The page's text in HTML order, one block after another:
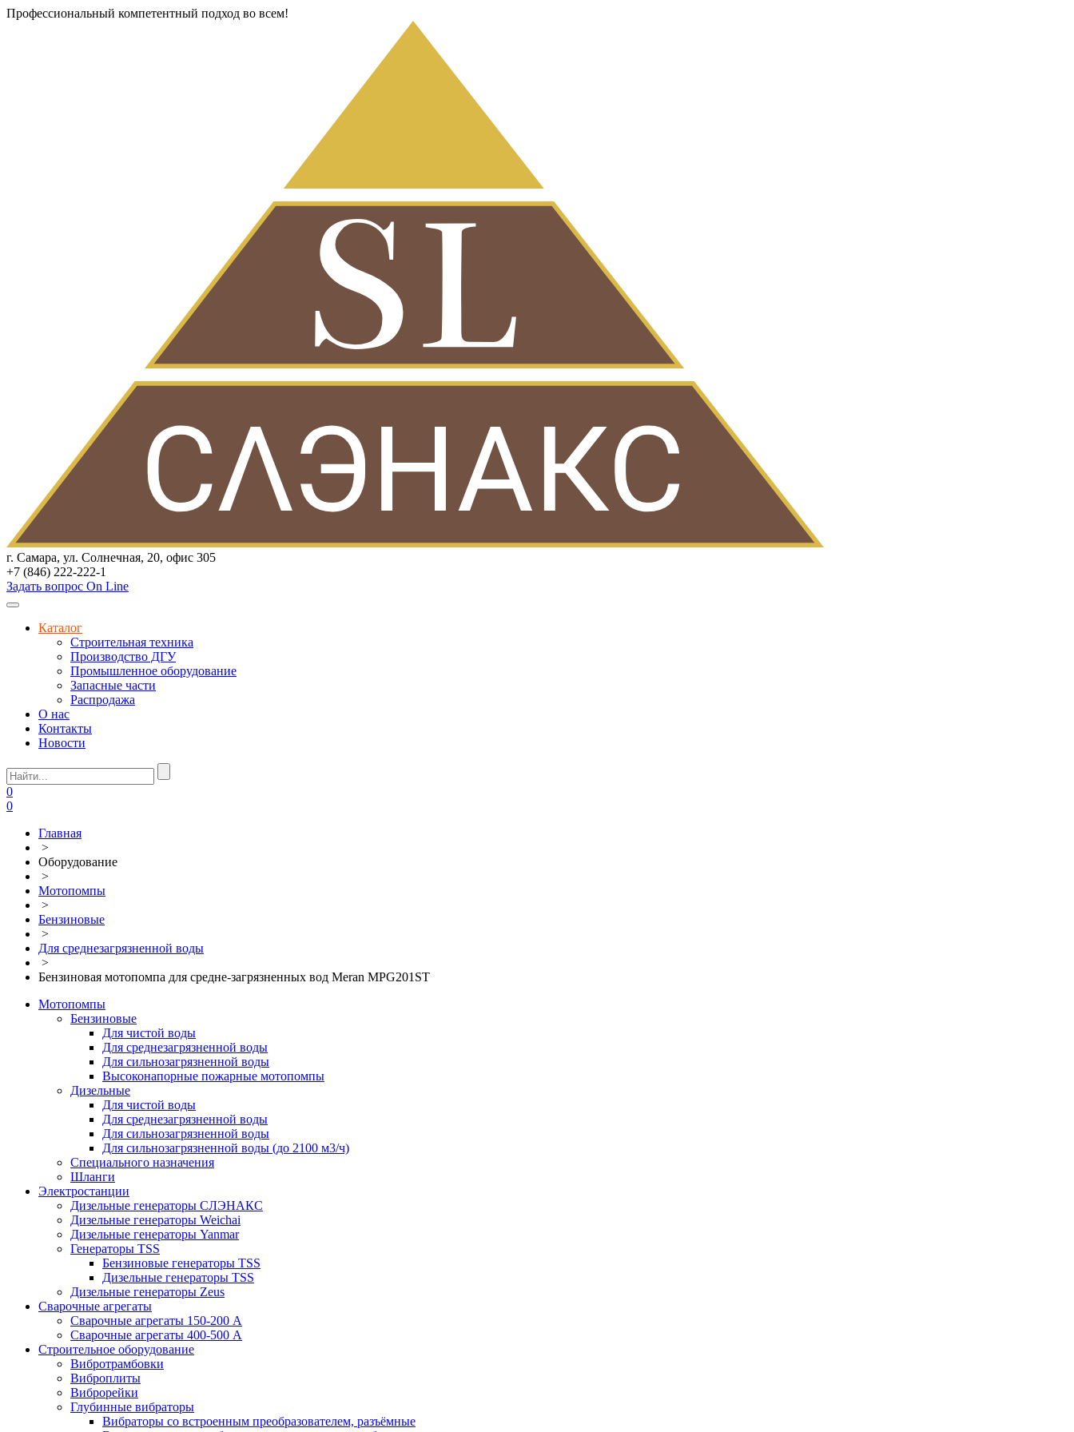
Профессиональный компетентный подход во всем!
г. Самара, ул. Солнечная, 20, офис 305
+7 (846) 222-222-1
Задать вопрос On Line
Каталог
Строительная техника
Производство ДГУ
Промышленное оборудование
Запасные части
Распродажа
О нас
Контакты
Новости
0
0
Главная
>
Оборудование
>
Мотопомпы
>
Бензиновые
>
Для среднезагрязненной воды
>
Бензиновая мотопомпа для средне-загрязненных вод Meran MPG201ST
Мотопомпы
Бензиновые
Для чистой воды
Для среднезагрязненной воды
Для сильнозагрязненной воды
Высоконапорные пожарные мотопомпы
Дизельные
Для чистой воды
Для среднезагрязненной воды
Для сильнозагрязненной воды
Для сильнозагрязненной воды (до 2100 м3/ч)
Специального назначения
Шланги
Электростанции
Дизельные генераторы СЛЭНАКС
Дизельные генераторы Weichai
Дизельные генераторы Yanmar
Генераторы TSS
Бензиновые генераторы TSS
Дизельные генераторы TSS
Дизельные генераторы Zeus
Сварочные агрегаты
Сварочные агрегаты 150-200 А
Сварочные агрегаты 400-500 А
Строительное оборудование
Вибротрамбовки
Виброплиты
Виброрейки
Глубинные вибраторы
Вибраторы со встроенным преобразователем, разъёмные